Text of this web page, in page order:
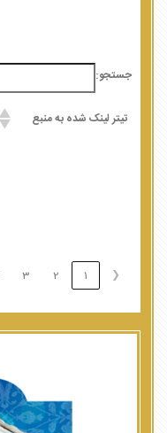
جستجو:
تیتر لینک شده به منبع
❮
1
2
3